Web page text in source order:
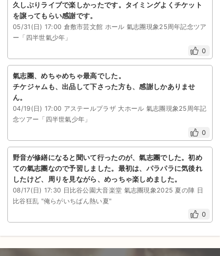
久しぶりライブで楽しかったです。タイミングよくチケット
を譲ってもらい感謝です。
05/31(日) 17:00 倉敷市芸文館 ホール 氣志團現象25周年記念ツア
ー「四半世氣少年」
0
氣志團、めちゃめちゃ最高でした。
チケジャムも、出品して下さった方も、感謝しかありませ
ん。
04/19(日) 17:00 アステールプラザ 大ホール 氣志團現象25周年記
念ツアー「四半世氣少年」
0
野音が修繕になると聞いて行ったのが、氣志團でした。初め
ての氣志團なので予習しました。最初は、パラパラに気後れ
したけど、周りを見ながら、めっちゃ楽しめました。
08/17(日) 17:30 日比谷公園大音楽堂 氣志團現象2025 夏の陣 日
比谷狂乱 "俺らがいちばん熱い夏"
0